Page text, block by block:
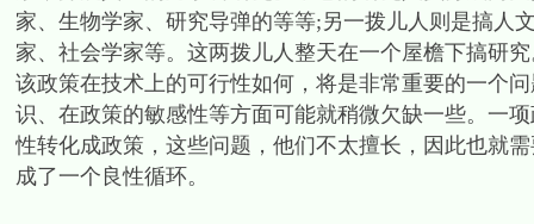
家、生物学家、研究导弹的等等;另一拨儿人则是搞人
家、社会学家等。这两拨儿人整天在一个屋檐下搞研
该政策在技术上的可行性如何，将是非常重要的一个
识、在政策的敏感性等方面可能就稍微欠缺一些。一
性转化成政策，这些问题，他们不太擅长，因此也就
成了一个良性循环。